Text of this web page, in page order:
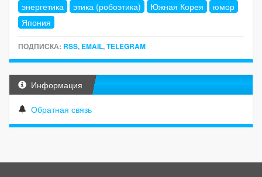
энергетика
этика (робоэтика) Южная Корея
юмор
Япония
ПОДПИСКА: RSS, EMAIL,TELEGRAM
Информация
Обратная связь